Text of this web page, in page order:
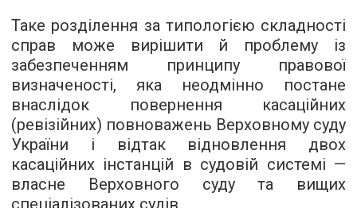
Таке розділення за типологією складності
справ може вирішити й проблему із
забезпеченням принципу правової
визначеності, яка неодмінно постане
внаслідок повернення касаційних
(ревізійних) повноважень Верховному суду
України і відтак відновлення двох
касаційних інстанцій в судовій системі —
власне Верховного суду та вищих
спеціалізованих судів.